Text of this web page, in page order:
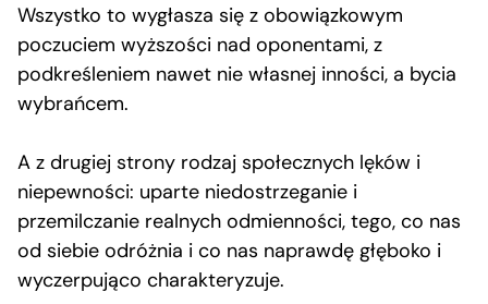
Wszystko to wygłasza się z obowiązkowym
poczuciem wyższości nad oponentami, z
podkreśleniem nawet nie własnej inności, a bycia
wybrańcem.
A z drugiej strony rodzaj społecznych lęków i
niepewności: uparte niedostrzeganie i
przemilczanie realnych odmienności, tego, co nas
od siebie odróżnia i co nas naprawdę głęboko i
wyczerpująco charakteryzuje.